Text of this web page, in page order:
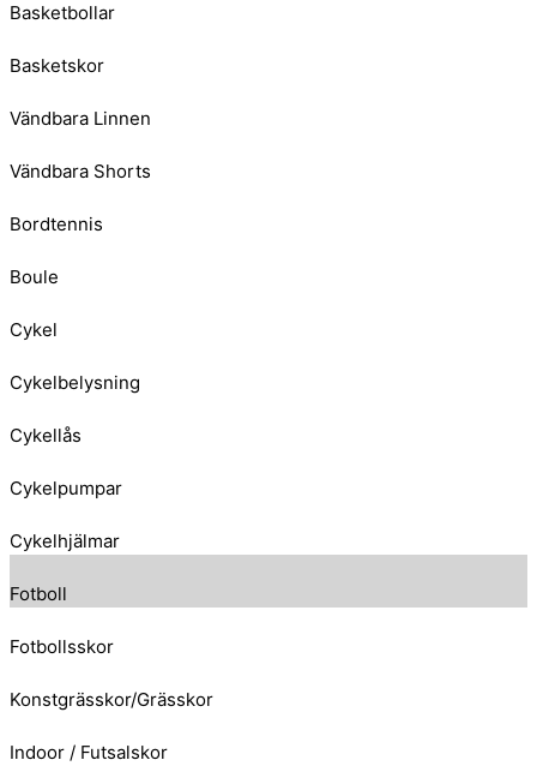
Basketbollar
Basketskor
Vändbara Linnen
Vändbara Shorts
Bordtennis
Boule
Cykel
Cykelbelysning
Cykellås
Cykelpumpar
Cykelhjälmar
Fotboll
Fotbollsskor
Konstgrässkor/Grässkor
Indoor / Futsalskor